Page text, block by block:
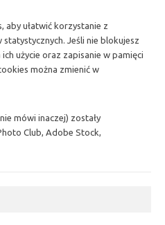
aby ułatwić korzystanie z
Jeśli nie blokujesz
użycie oraz zapisanie w pamięci
można zmienić w
mówi inaczej) zostały
Club, Adobe Stock,